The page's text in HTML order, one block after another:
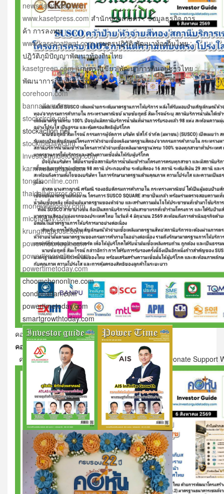
คอหุ้น Investor Guide 6 สิงหาคม 2569 - 3
คอหุ้น Investor Guide 6 สิงหาคม 2569 - 3
คอหุ้น Investor Guide 6 สิงหาคม 2569 Click Donate Support
newsdatatoday.com
www.kasetpress.com สำนักข่าวเกษตร : ข้อมูลธุรกิจ การ
ค้า การลงทุน
www.kasetpatiwat.comเกษตรปฎิวัติ พัฒนาท้องถิ่นไทย :
ปฎิวัติภูมิปัญญาพัฒนาท้องถิ่นไทย
kasetgreen.comเกษตรสีเขียว พัฒนาการกินอยู่ชาวไทย :
พัฒนาการกินอยู่ชาวไทย
corehoon.com
bannaifan.com
stockcircle.net
stockaction.net
stocktheday.com
investorguidetoday.com
karnmuangthai.com
tongtinonline.com
thaidailymirror.com
moneylifetoday.com
micetoday.com
krungtheppost.com
powerinsurtech.com
powertimeonline.com
powertimetoday.com
choomchononline.com
condonaifan.com
powertimetoday.com
smartgrowthtoday.com